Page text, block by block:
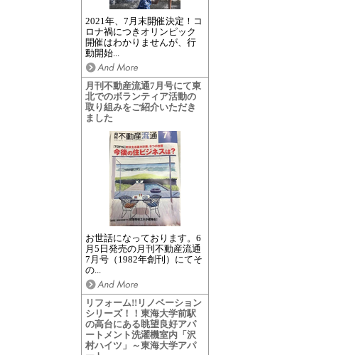
2021年、7月末開催決定！コ
ロナ禍につきオリンピック
開催はわかりませんが、行
動開始...
月刊不動産流通7月号にて東
北でのボランティア活動の
取り組みをご紹介いただき
ました
お世話になっております。6
月5日発売の月刊不動産流通
7月号（1982年創刊）にてそ
の...
リフォーム!!リノベーション
シリーズ！！東海大学前駅
の高台にある眺望良好アパ
ートメント洗濯機室内「沢
村ハイツ」～東海大学アパ